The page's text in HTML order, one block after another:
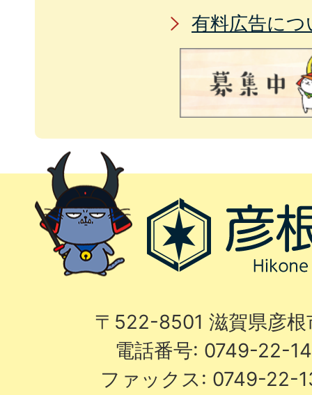
有料広告につ
〒522-8501 滋賀県彦
電話番号: 0749-22-
ファックス: 0749-22-